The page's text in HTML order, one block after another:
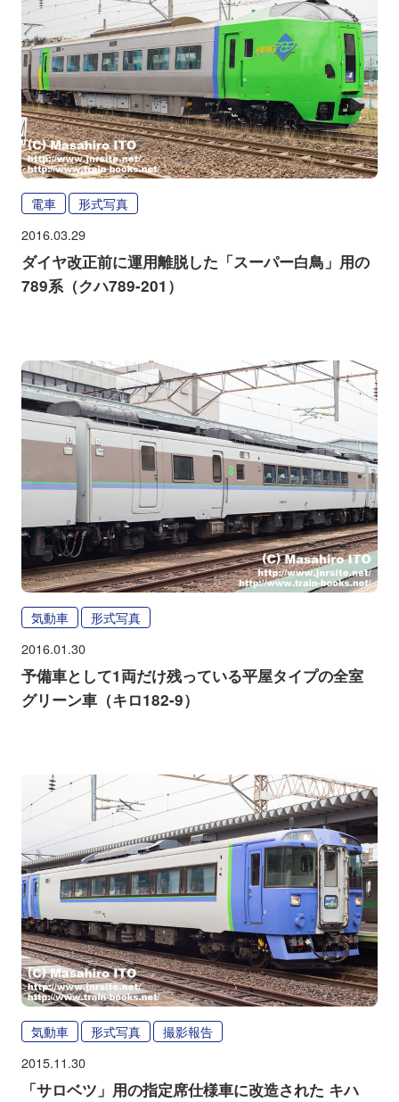
電車 形式写真
2016.03.29
ダイヤ改正前に運用離脱した「スーパー白鳥」用の
789系（クハ789-201）
気動車 形式写真
2016.01.30
予備車として1両だけ残っている平屋タイプの全室
グリーン車（キロ182-9）
気動車 形式写真 撮影報告
2015.11.30
「サロベツ」用の指定席仕様車に改造された キハ